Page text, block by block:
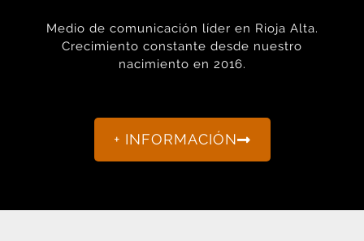
Medio de comunicación líder en Rioja Alta.
Crecimiento constante desde nuestro
nacimiento en 2016.
+ INFORMACIÓN